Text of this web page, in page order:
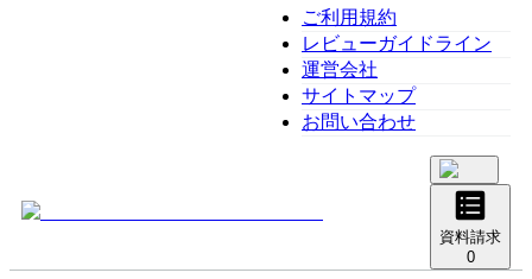
ご利用規約
レビューガイドライン
運営会社
サイトマップ
お問い合わせ
資料請求
0